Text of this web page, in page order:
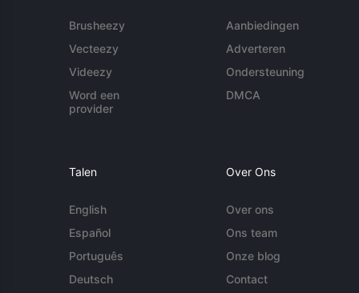
Brusheezy
Vecteezy
Videezy
Word een
provider
Aanbiedingen
Adverteren
Ondersteuning
DMCA
Talen
English
Español
Português
Deutsch
Over Ons
Over ons
Ons team
Onze blog
Contact